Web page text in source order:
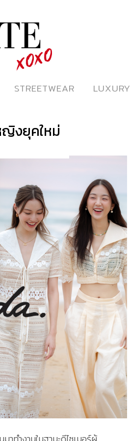
อนไลน์
STREETWEAR
STREETWEAR LUXURY
LUXURY
ญิงยุคใหม่